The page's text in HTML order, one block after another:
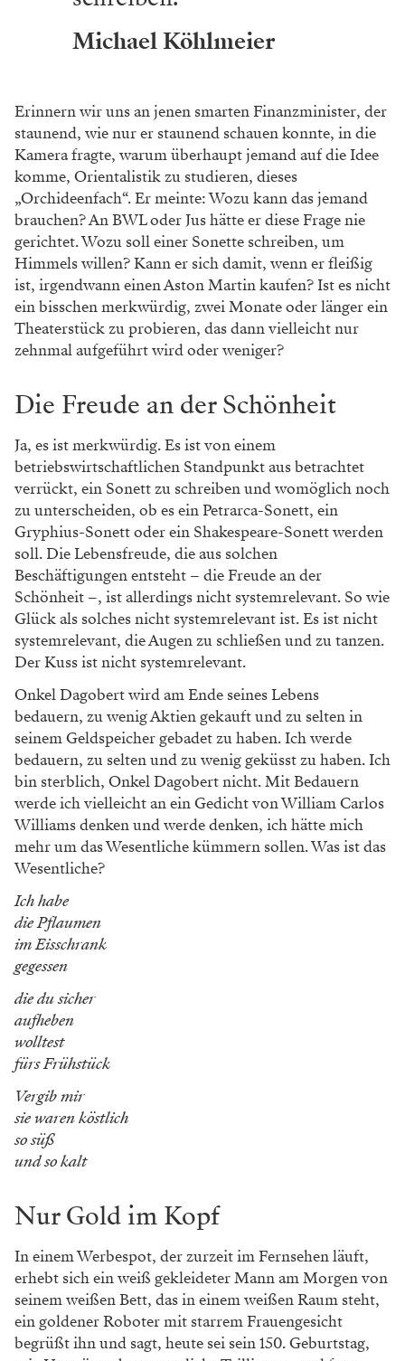
Michael Köhlmeier
Erinnern wir uns an jenen smarten Finanzminister, der
staunend, wie nur er staunend schauen konnte, in die
Kamera fragte, warum überhaupt jemand auf die Idee
komme, Orientalistik zu studieren, dieses
„Orchideenfach“. Er meinte: Wozu kann das jemand
brauchen? An BWL oder Jus hätte er diese Frage nie
gerichtet. Wozu soll einer Sonette schreiben, um
Himmels willen? Kann er sich damit, wenn er fleißig
ist, irgendwann einen Aston Martin kaufen? Ist es nicht
ein bisschen merkwürdig, zwei Monate oder länger ein
Theaterstück zu probieren, das dann vielleicht nur
zehnmal aufgeführt wird oder weniger?
Die Freude an der Schönheit
Ja, es ist merkwürdig. Es ist von einem
betriebswirtschaftlichen Standpunkt aus betrachtet
verrückt, ein Sonett zu schreiben und womöglich noch
zu unterscheiden, ob es ein Petrarca-Sonett, ein
Gryphius-­Sonett oder ein Shakespeare-Sonett werden
soll. Die Lebensfreude, die aus solchen
Beschäftigungen entsteht – die Freude an der
Schönheit –, ist allerdings nicht systemrelevant. So wie
Glück als solches nicht ­systemrelevant ist. Es ist nicht
systemrelevant, die Augen zu schließen und zu tanzen.
Der Kuss ist nicht systemrelevant.
Onkel Dagobert wird am Ende seines Lebens
bedauern, zu wenig Aktien gekauft und zu selten in
seinem Geldspeicher gebadet zu haben. Ich werde
bedauern, zu selten und zu wenig geküsst zu haben. Ich
bin sterblich, Onkel Dagobert nicht. Mit Bedauern
werde ich vielleicht an ein Gedicht von William Carlos
Williams denken und werde denken, ich hätte mich
mehr um das Wesentliche kümmern sollen. Was ist das
Wesentliche?
Ich habe
die Pflaumen
im Eisschrank
gegessen
die du sicher
aufheben
wolltest
fürs Frühstück
Vergib mir
sie waren köstlich
so süß
und so kalt
Nur Gold im Kopf
In einem Werbespot, der zurzeit im Fernsehen läuft,
erhebt sich ein weiß gekleideter Mann am Morgen von
seinem weißen Bett, das in einem weißen Raum steht,
ein goldener Roboter mit starrem Frauengesicht
begrüßt ihn und sagt, heute sei sein 150. Geburtstag,